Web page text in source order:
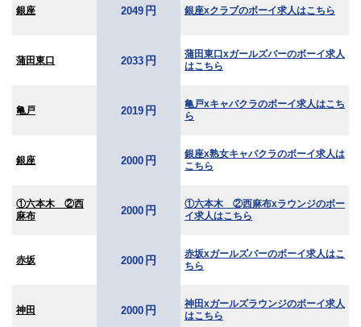
銀座 2049 円 銀座xクラブのボーイ求人はこちら
蒲田東口 2033 円
蒲田東口xガールズバーのボーイ求人
はこちら
亀戸 2019 円
亀戸xキャバクラのボーイ求人はこち
ら
銀座 2000 円
銀座x熟女キャバクラのボーイ求人は
こちら
①六本木 ②西
麻布
2000 円
①六本木 ②西麻布xラウンジのボー
イ求人はこちら
赤坂 2000 円
赤坂xガールズバーのボーイ求人はこ
ちら
神田 2000 円
神田xガールズラウンジのボーイ求人
はこちら